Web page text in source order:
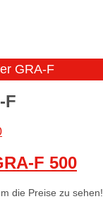
GRA-F
F
F 500
die Preise zu sehen!